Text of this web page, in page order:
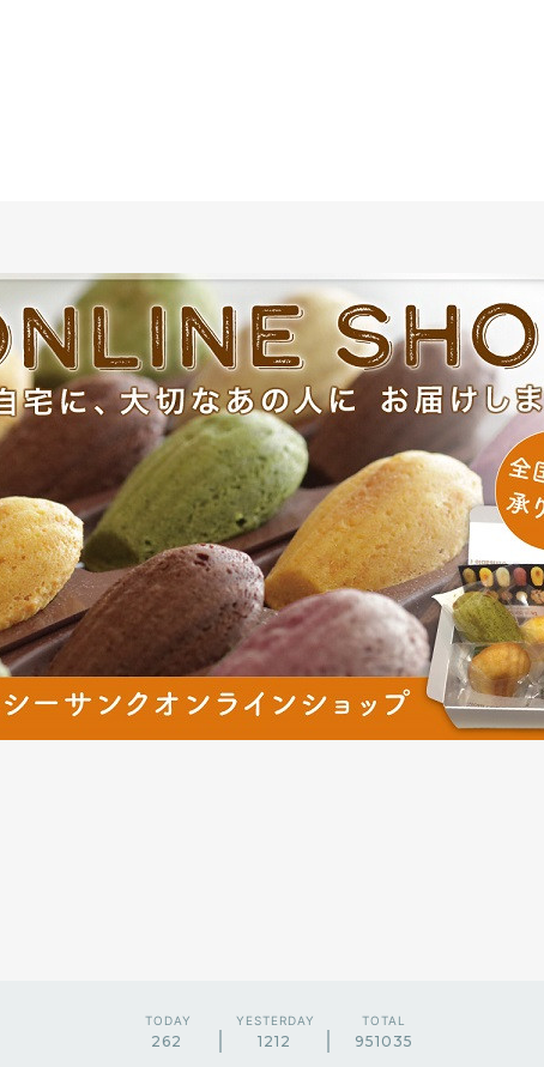
TODAY
262
YESTERDAY
1212
TOTAL
951035